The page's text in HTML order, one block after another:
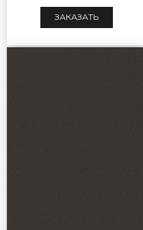
ЗАКАЗАТЬ